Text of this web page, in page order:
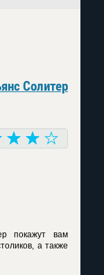
Солитер
покажут вам
а также